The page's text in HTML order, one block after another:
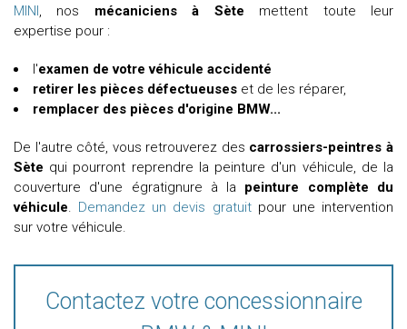
MINI, nos mécaniciens à Sète mettent toute leur
expertise pour :
l'examen de votre véhicule accidenté
retirer les pièces défectueuses et de les réparer,
remplacer des pièces d'origine BMW...
De l'autre côté, vous retrouverez des carrossiers-peintres à
Sète qui pourront reprendre la peinture d'un véhicule, de la
couverture d'une égratignure à la peinture complète du
véhicule. Demandez un devis gratuitpour une intervention
sur votre véhicule.
Contactez votre concessionnaire